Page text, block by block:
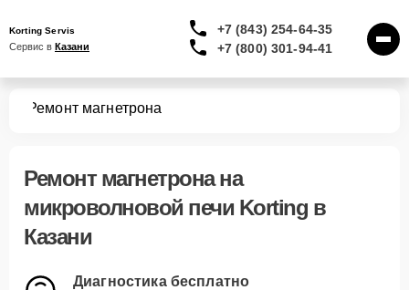
Korting Servis
Сервис в Казани
+7 (843) 254-64-35
+7 (800) 301-94-41
Ремонт магнетрона
Ремонт магнетронана
микроволновой печи Korting в
Казани
Диагностика бесплатно